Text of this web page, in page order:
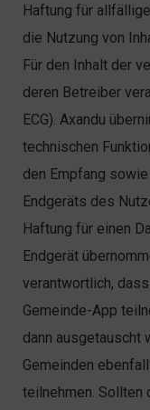
Haftung für
die Nutzung von
Für den Inhalt der
deren Betreiber
ECG). Axandu
technischen
den Empfang
Endgeräts des
Haftung für einen
Endgerät
verantwortlich,
Gemeinde-App
dann ausgetauscht
Gemeinden
teilnehmen. Sollten